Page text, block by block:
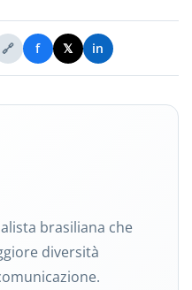
🔗 f 𝕏 in
brasiliana che
diversità